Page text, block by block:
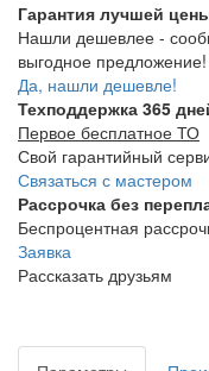
Гарантия лучшей
Нашли дешевлее -
выгодное предложение!
Да, нашли дешевле!
Техподдержка 365
Первое бесплатное ТО
Свой гарантийный
Связаться с мастером
Рассрочка без
Беспроцентная
Заявка
Рассказать друзьям